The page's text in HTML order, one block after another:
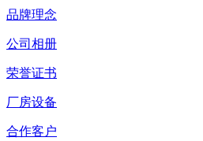
品牌理念
公司相册
荣誉证书
厂房设备
合作客户